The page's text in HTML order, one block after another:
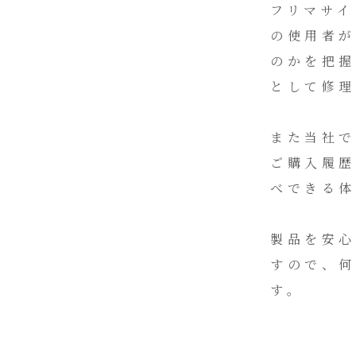
フリマサ
の使用者
のかを把
として修
また当社
ご購入履
べできる
製品を安
すので、
す。